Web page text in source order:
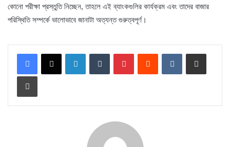
কোনো পরীক্ষা প্রস্তুতি নিচ্ছেন, তাহলে এই ব্যাংকগুলির কার্যক্রম এবং তাদের বাজার
পরিস্থিতি সম্পর্কে ভালোভাবে জানাটা অত্যন্ত গুরুত্বপূর্ণ।
LinkedInTumblr PinterestReddit VKontakteShare via Email
Print